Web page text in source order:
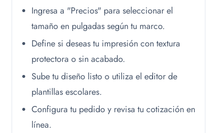
Ingresa a "Precios" para seleccionar el
tamaño en pulgadas según tu marco.
Define si deseas tu impresión con textura
protectora o sin acabado.
Sube tu diseño listo o utiliza el editor de
plantillas escolares.
Configura tu pedido y revisa tu cotización en
línea.